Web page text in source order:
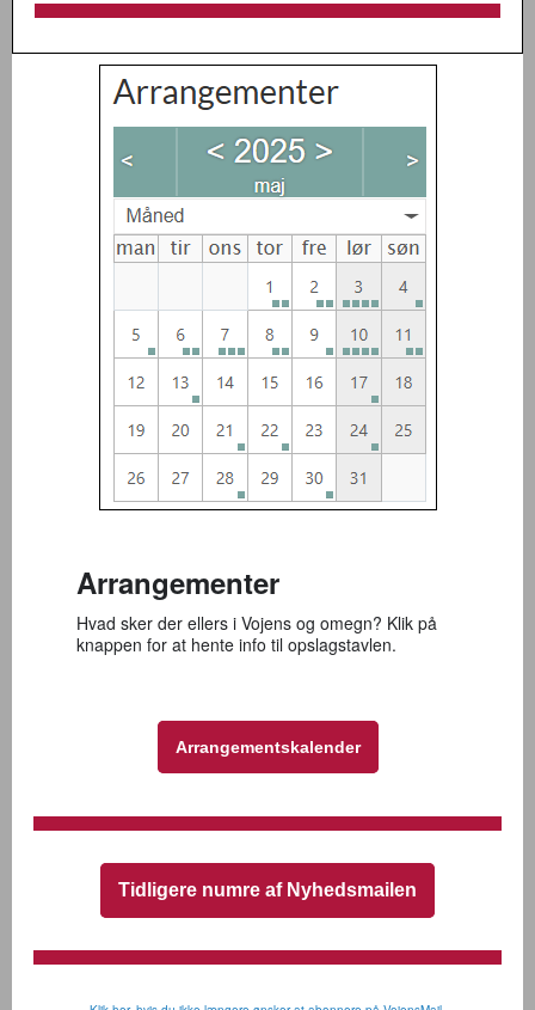
Arrangementer
Hvad sker der ellers i Vojens og omegn? Klik på
knappen for at hente info til opslagstavlen.
Arrangementskalender
Tidligere numre af Nyhedsmailen